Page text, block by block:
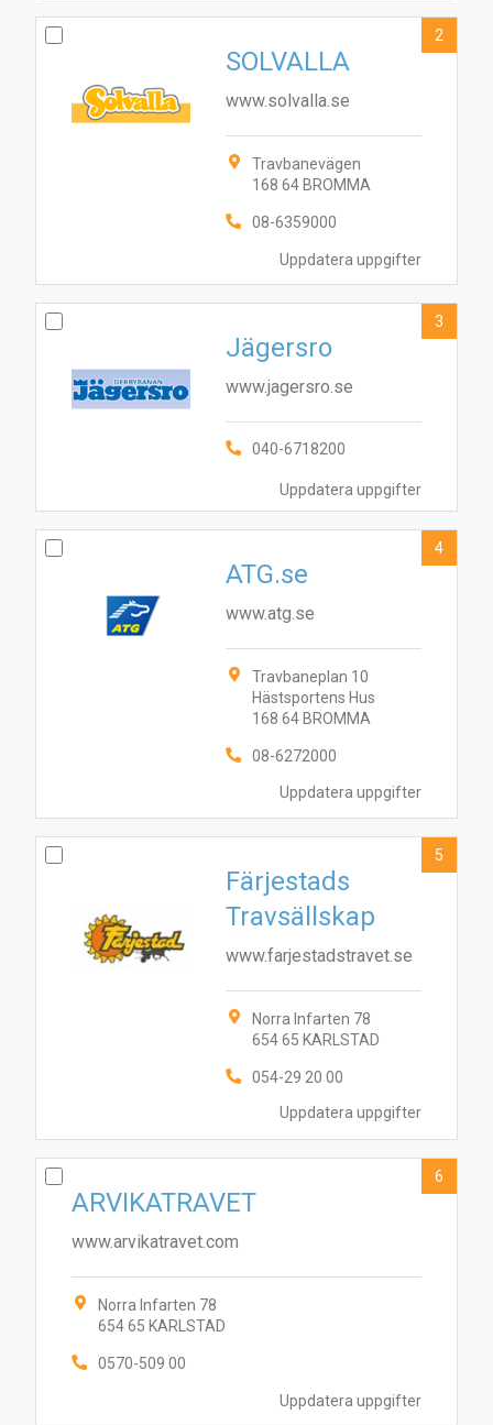
Uppdatera uppgifter
SOLVALLA
www.solvalla.se
Travbanevägen
168 64 BROMMA
08-6359000
2
Uppdatera uppgifter
Jägersro
www.jagersro.se
040-6718200
3
Uppdatera uppgifter
ATG.se
www.atg.se
Travbaneplan 10
Hästsportens Hus
168 64 BROMMA
08-6272000
4
Uppdatera uppgifter
Färjestads
Travsällskap
www.farjestadstravet.se
Norra Infarten 78
654 65 KARLSTAD
054-29 20 00
5
Uppdatera uppgifter
ARVIKATRAVET
www.arvikatravet.com
Norra Infarten 78
654 65 KARLSTAD
0570-509 00
6